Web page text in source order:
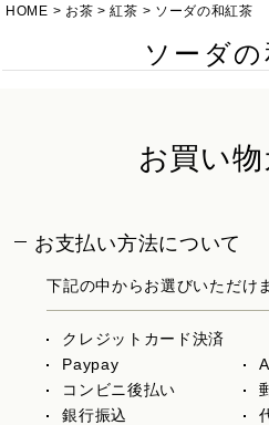
HOME お茶 紅茶 ソーダの和紅茶
ソーダの
お買い
お支払い方法について
下記の中からお選びいただけ
クレジットカード決済
Paypay
コンビニ後払い
銀行振込